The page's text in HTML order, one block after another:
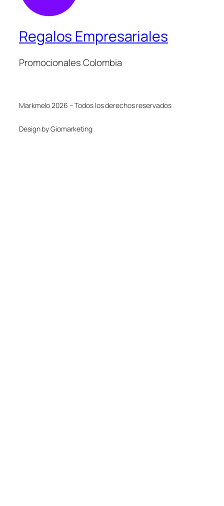
Regalos Empresariales
Promocionales Colombia
Markmelo 2026 – Todos los derechos reservados
Design by Giomarketing